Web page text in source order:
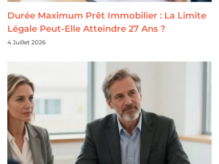
Durée Maximum Prêt Immobilier : La Limite
Légale Peut-Elle Atteindre 27 Ans ?
4 Juillet 2026